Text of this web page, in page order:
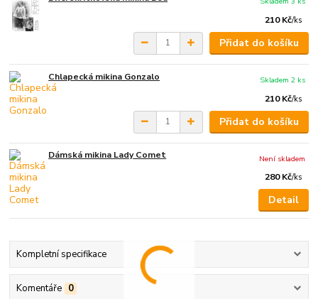
210 Kč/ks
Přidat do košíku
Chlapecká mikina Gonzalo
210 Kč/ks
Skladem 2 ks
Přidat do košíku
Dámská mikina Lady Comet
280 Kč/ks
Není skladem
Detail
Kompletní specifikace
Komentáře 0